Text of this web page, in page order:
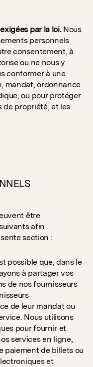
par la loi.Nous
personnels
consentement, à
ou ne nous y
conformer à une
mandat, ordonnance
ou pour protéger
de propriété, et les
être
afin
section :
possible que, dans le
à partager vos
de nos fournisseurs
de leur mandat ou
Nous utilisons
pour fournir et
services en ligne,
paiement de billets ou
et